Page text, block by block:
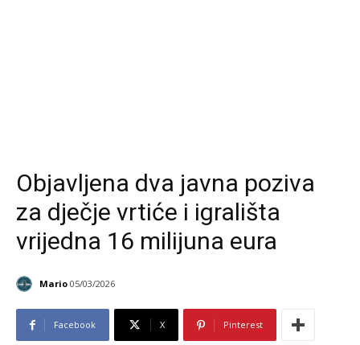
Objavljena dva javna poziva
za dječje vrtiće i igrališta
vrijedna 16 milijuna eura
Mario 05/03/2026
Facebook X Pinterest